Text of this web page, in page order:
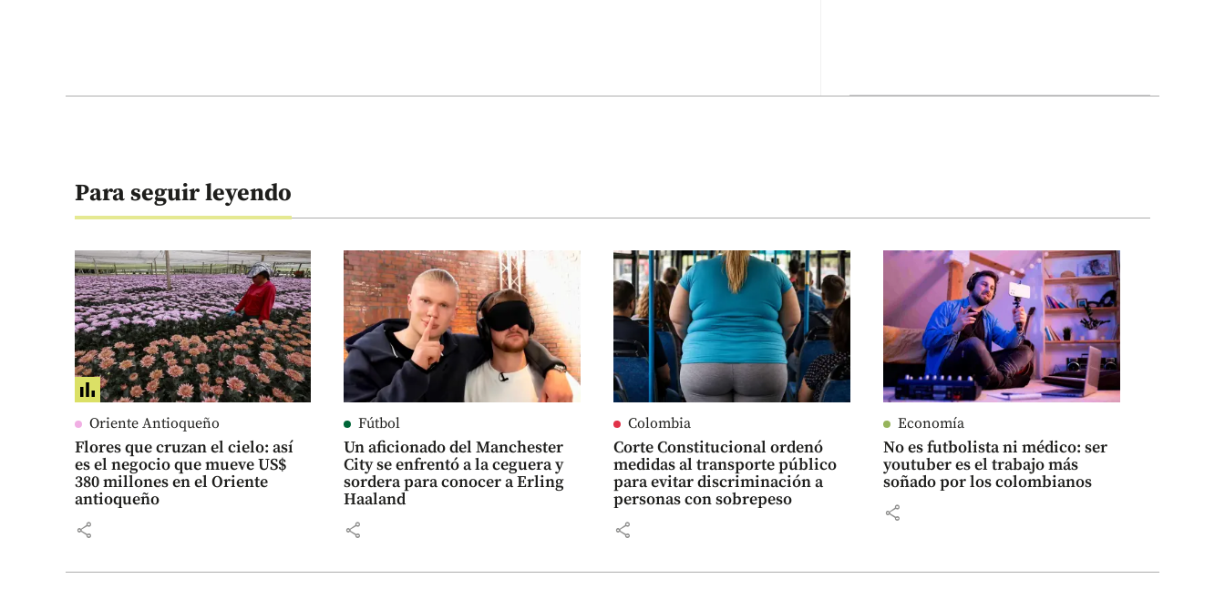
Para seguir leyendo
Oriente Antioqueño
Flores que cruzan el cielo: así
es el negocio que mueve US$
380 millones en el Oriente
antioqueño
share
Fútbol
Un aficionado del Manchester
City se enfrentó a la ceguera y
sordera para conocer a Erling
Haaland
share
Colombia
Corte Constitucional ordenó
medidas al transporte público
para evitar discriminación a
personas con sobrepeso
share
Economía
No es futbolista ni médico: ser
youtuber es el trabajo más
soñado por los colombianos
share